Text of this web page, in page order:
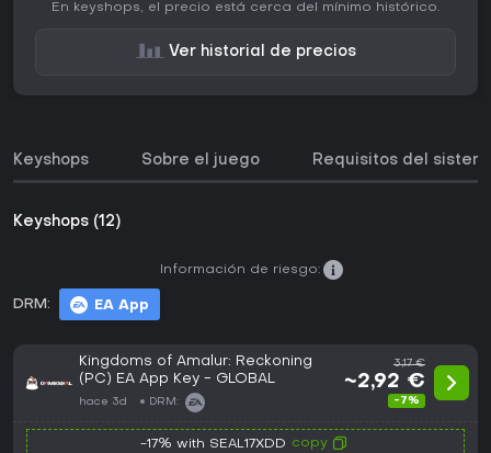
En keyshops, el precio está cerca del mínimo histórico.
Ver historial de precios
Keyshops Sobre el juego Requisitos del
Keyshops (12)
DRM: EA App
Información de riesgo:
Kingdoms of Amalur: Reckoning
(PC) EA App Key - GLOBAL
hace 3d DRM:
3,17 €
~2,92 €
-7%
-17% with SEAL17XDD copy